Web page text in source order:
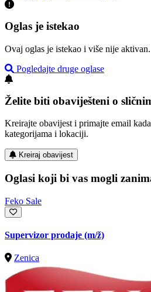
Oglas je istekao
Ovaj oglas je istekao i više nije aktivan.
Pogledajte druge oglase
Želite biti obaviješteni o
Kreirajte obavijest i primajte email
kategorijama i lokaciji.
Kreiraj obavijest
Oglasi koji bi vas mogli
Feko Sale
Supervizor prodaje (m/ž)
Zenica